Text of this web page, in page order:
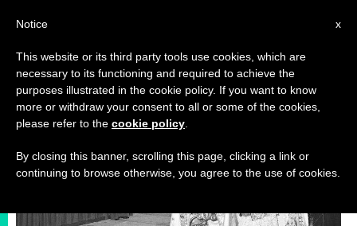
ليتورجيا
x
Notice
This website or its third party tools use cookies, which are
necessary to its functioning and required to achieve the
purposes illustrated in the cookie policy. If you want to know
more or withdraw your consent to all or some of the cookies,
please refer to the cookie policy
By closing this banner, scrolling this page, clicking a link or
continuing to browse otherwise, you agree to the use of cookies.